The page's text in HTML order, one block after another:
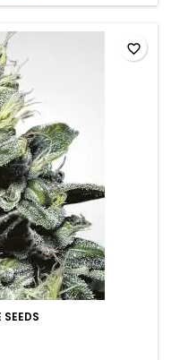
favorite_border